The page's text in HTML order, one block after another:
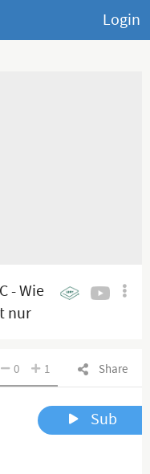
Login
- Wie
nur
Share
0 1
Sub